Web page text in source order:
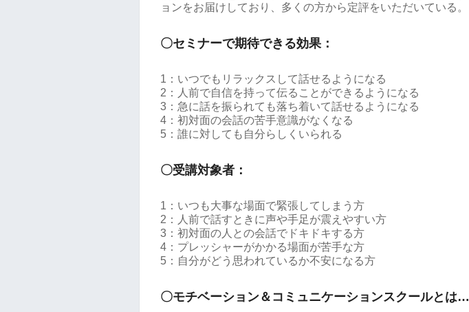
ョンをお届けしており、多くの方から定評をいただいている。
〇セミナーで期待できる効果：
1：いつでもリラックスして話せるようになる
2：人前で自信を持って伝ることができるようになる
3：急に話を振られても落ち着いて話せるようになる
4：初対面の会話の苦手意識がなくなる
5：誰に対しても自分らしくいられる
〇受講対象者：
1：いつも大事な場面で緊張してしまう方
2：人前で話すときに声や手足が震えやすい方
3：初対面の人との会話でドキドキする方
4：プレッシャーがかかる場面が苦手な方
5：自分がどう思われているか不安になる方
〇モチベーション＆コミュニケーションスクールとは…